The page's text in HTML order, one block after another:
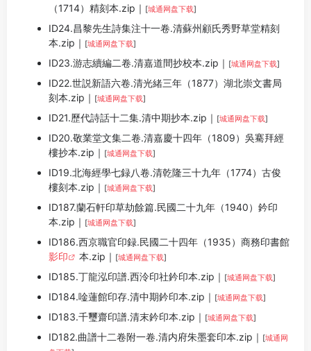
（1714）精刻本.zip｜ [城通网盘下载]
ID24.昌黎先生詩集注十一卷.清蘇州顧氏秀野草堂精刻
本.zip｜ [城通网盘下载]
ID23.游志續編二卷.清嘉道間抄校本.zip｜ [城通网盘下载]
ID22.世説新語六卷.清光緒三年（1877）湖北崇文書局
刻本.zip｜ [城通网盘下载]
ID21.歷代詩話十二集.清中期抄本.zip｜ [城通网盘下载]
ID20.敬業堂文集二卷.清嘉慶十四年（1809）吳騫拜經
樓抄本.zip｜ [城通网盘下载]
ID19.北海經學七録八卷.清乾隆三十九年（1774）古俊
樓刻本.zip｜ [城通网盘下载]
ID187.蘭石軒印草劫餘篇.民國二十九年（1940）鈐印
本.zip｜ [城通网盘下载]
ID186.西京職官印録.民國二十四年（1935）商務印書館
影印
本.zip｜ [城通网盘下载]
ID185.丁龍泓印譜.西泠印社鈐印本.zip｜ [城通网盘下载]
ID184.唫蓮館印存.清中期鈐印本.zip｜ [城通网盘下载]
ID183.千璽齋印譜.清末鈐印本.zip｜ [城通网盘下载]
ID182.曲譜十二卷附一卷.清内府朱墨套印本.zip｜ [城通网